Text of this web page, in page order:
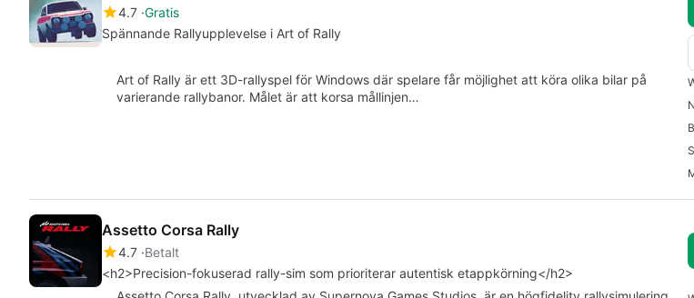
4.7 Gratis
Spännande Rallyupplevelse i Art of Rally
Art of Rally är ett 3D-rallyspel för Windows där spelare får möjlighet att köra olika bilar på
varierande rallybanor. Målet är att korsa mållinjen…
Assetto Corsa Rally
4.7 Betalt
<h2>Precision-fokuserad rally-sim som prioriterar autentisk etappkörning</h2>